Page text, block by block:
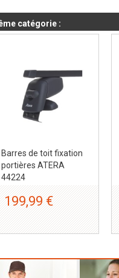
catégorie :
Barres de toit fixation
portières ATERA
44224
199,99 €